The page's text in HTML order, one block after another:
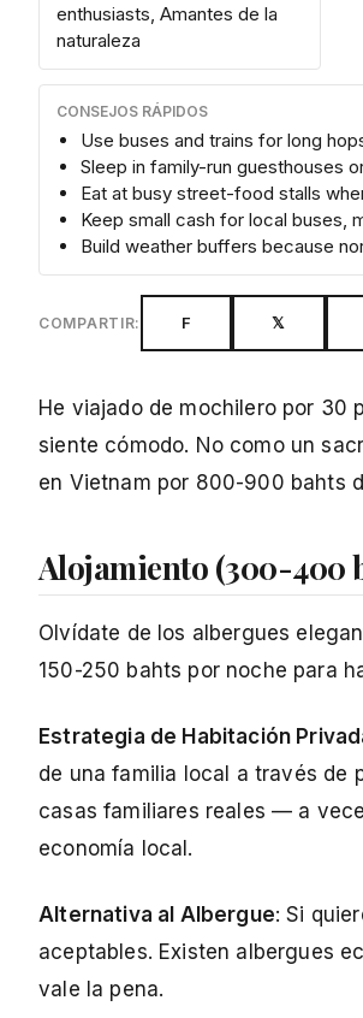
enthusiasts, Amantes de la
naturaleza
CONSEJOS RÁPIDOS
Use buses and trains for long
Sleep in family-run guesthouses
Eat at busy street-food stalls
Keep small cash for local buses,
Build weather buffers because
COMPARTIR: F 𝕏
He viajado de mochilero por 30
siente cómodo. No como un
en Vietnam por 800-900 bahts
Alojamiento (300-400
Olvídate de los albergues
150-250 bahts por noche para
Estrategia de Habitación
de una familia local a través de
casas familiares reales — a
economía local.
Alternativa al Albergue: Si
aceptables. Existen albergues
vale la pena.